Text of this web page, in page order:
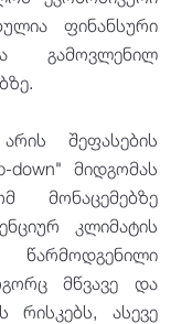
ფინანსური
გამოვლენილ
შეფასების
მიდგომას
მონაცემებზე
კლიმატის
წარმოდგენილი
მწვავე და
რისკებს, ასევე